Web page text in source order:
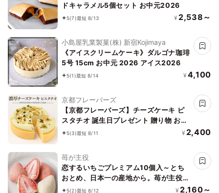
ドキャラメル5個セット お中元2026
5(7)最短 8/13 ¥ 2,538～
小島屋乳業製菓(株) 新宿Kojimaya
《アイスクリームケーキ》ダルゴナ珈琲
5号 15cm お中元 2026 アイス2026
5(1)最短 8/14 ¥ 4,100
京都フレーバーズ
【京都フレーバーズ】チーズケーキ ピ
スタチオ 誕生日プレゼント 贈り物 お中
元2026
5(3)最短 8/11 ¥ 2,400
苺が主役
恋するいちごプレミアム10個入～とち
おとめ、日本一の産地から。苺が主役
の美味しいお菓子～お中元・夏ギフト
5(2)最短 8/12 ¥ 2,160～